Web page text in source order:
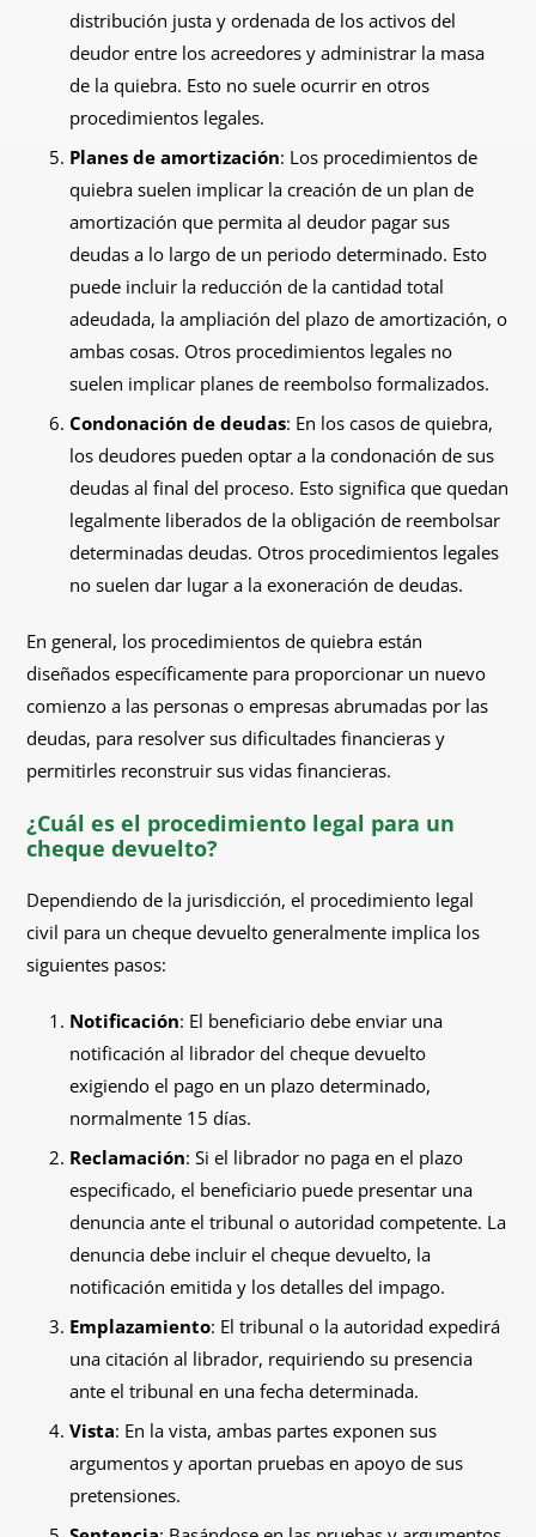
distribución justa y ordenada de los activos del
deudor entre los acreedores y administrar la masa
de la quiebra. Esto no suele ocurrir en otros
procedimientos legales.
Planes de amortización: Los procedimientos de
quiebra suelen implicar la creación de un plan de
amortización que permita al deudor pagar sus
deudas a lo largo de un periodo determinado. Esto
puede incluir la reducción de la cantidad total
adeudada, la ampliación del plazo de amortización, o
ambas cosas. Otros procedimientos legales no
suelen implicar planes de reembolso formalizados.
Condonación de deudas: En los casos de quiebra,
los deudores pueden optar a la condonación de sus
deudas al final del proceso. Esto significa que quedan
legalmente liberados de la obligación de reembolsar
determinadas deudas. Otros procedimientos legales
no suelen dar lugar a la exoneración de deudas.
En general, los procedimientos de quiebra están
diseñados específicamente para proporcionar un nuevo
comienzo a las personas o empresas abrumadas por las
deudas, para resolver sus dificultades financieras y
permitirles reconstruir sus vidas financieras.
¿Cuál es el procedimiento legal para un
cheque devuelto?
Dependiendo de la jurisdicción, el procedimiento legal
civil para un cheque devuelto generalmente implica los
siguientes pasos:
Notificación: El beneficiario debe enviar una
notificación al librador del cheque devuelto
exigiendo el pago en un plazo determinado,
normalmente 15 días.
Reclamación: Si el librador no paga en el plazo
especificado, el beneficiario puede presentar una
denuncia ante el tribunal o autoridad competente. La
denuncia debe incluir el cheque devuelto, la
notificación emitida y los detalles del impago.
Emplazamiento: El tribunal o la autoridad expedirá
una citación al librador, requiriendo su presencia
ante el tribunal en una fecha determinada.
Vista: En la vista, ambas partes exponen sus
argumentos y aportan pruebas en apoyo de sus
pretensiones.